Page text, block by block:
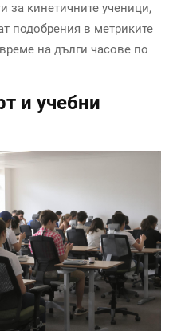
за кинетичните ученици,
подобрения в метриките
на дълги часове по
и учебни